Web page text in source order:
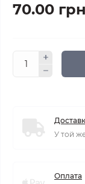
70.00 грн
У той
Оплата